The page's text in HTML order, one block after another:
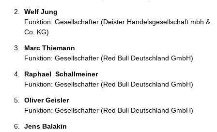
Welf Jung
Funktion: Gesellschafter (Deister Handelsgesellschaft mbh &
Co. KG)
Marc Thiemann
Funktion: Gesellschafter (Red Bull Deutschland GmbH)
Raphael  Schallmeiner
Funktion: Gesellschafter (Red Bull Deutschland GmbH)
Oliver Geisler
Funktion: Gesellschafter (Red Bull Deutschland GmbH)
Jens Balakin